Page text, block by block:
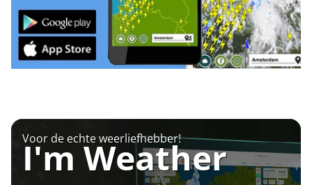
Voor de echte weerliefhebber!
I'm Weather